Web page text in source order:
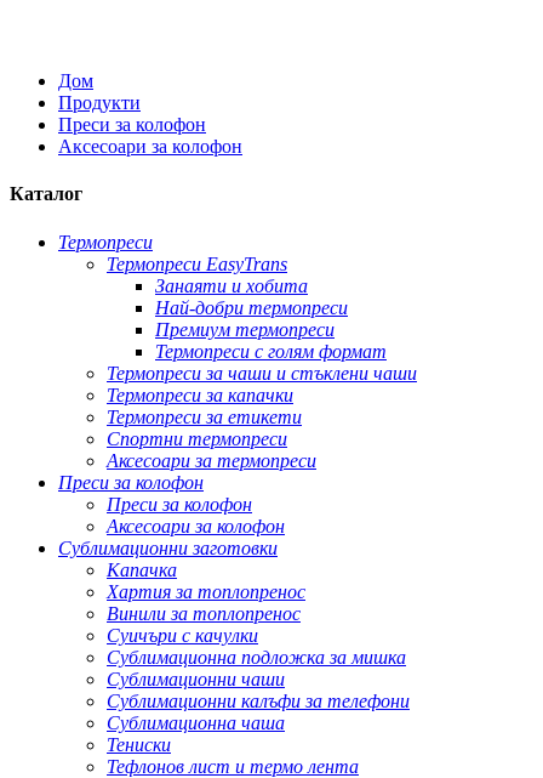
Дом
Продукти
Преси за колофон
Аксесоари за колофон
Каталог
Термопреси
Термопреси EasyTrans
Занаяти и хобита
Най-добри термопреси
Премиум термопреси
Термопреси с голям формат
Термопреси за чаши и стъклени чаши
Термопреси за капачки
Термопреси за етикети
Спортни термопреси
Аксесоари за термопреси
Преси за колофон
Преси за колофон
Аксесоари за колофон
Сублимационни заготовки
Капачка
Хартия за топлопренос
Винили за топлопренос
Суичъри с качулки
Сублимационна подложка за мишка
Сублимационни чаши
Сублимационни калъфи за телефони
Сублимационна чаша
Тениски
Тефлонов лист и термо лента